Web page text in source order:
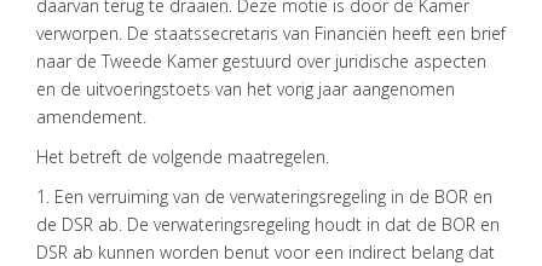
HOME
DIENSTEN
OVER
daarvan terug te draaien. Deze motie is door de Kamer
verworpen. De staatssecretaris van Financiën heeft een brief
naar de Tweede Kamer gestuurd over juridische aspecten
en de uitvoeringstoets van het vorig jaar aangenomen
amendement.
Het betreft de volgende maatregelen.
1. Een verruiming van de verwateringsregeling in de BOR en
de DSR ab. De verwateringsregeling houdt in dat de BOR en
DSR ab kunnen worden benut voor een indirect belang dat